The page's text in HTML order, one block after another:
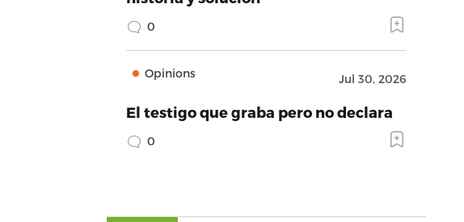
0
Opinions Jul 30, 2026
El testigo que graba pero no declara
0